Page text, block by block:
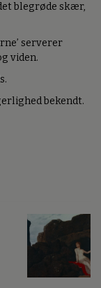
blegrøde skær,
serverer
viden.
bekendt.